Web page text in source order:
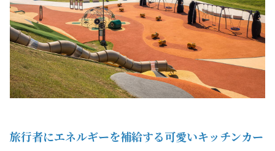
旅行者にエネルギーを補給する可愛いキッチンカー